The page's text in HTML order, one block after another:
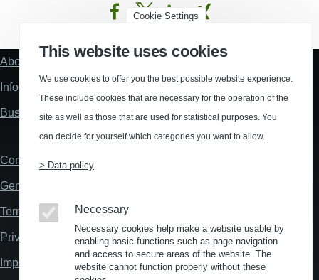
(Opens in a new window)
(Opens in a new window)
(Opens in a new window)
(Opens in a new
Fußzeile
Links
About us
Information about location analysis in Germany
Business Location Germany
Fußzeile
Contact
General Terms and Conditions
Terms and Conditions of Use
Privacy policy
Imprint
Cookie Settings
This website uses cookies
We use cookies to offer you the best possible website experience.
These include cookies that are necessary for the operation of the
site as well as those that are used for statistical purposes. You
can decide for yourself which categories you want to allow.
> Data policy
Necessary
Necessary cookies help make a website usable by
enabling basic functions such as page navigation
and access to secure areas of the website. The
website cannot function properly without these